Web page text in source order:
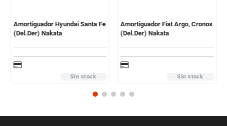
Amortiguador Hyundai Santa Fe
(Del.Der) Nakata
Sin stock
Amortiguador Fiat Argo, Cronos
(Del.Der) Nakata
Sin stock